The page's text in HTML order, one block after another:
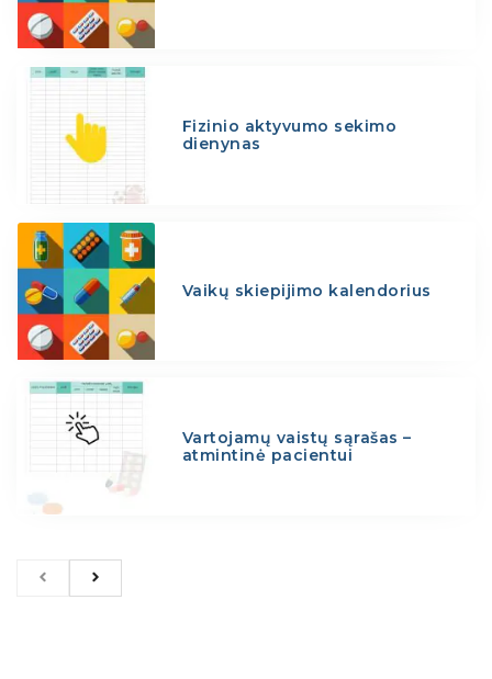
Fizinio aktyvumo sekimo
dienynas
Vaikų skiepijimo kalendorius
Vartojamų vaistų sąrašas –
atmintinė pacientui